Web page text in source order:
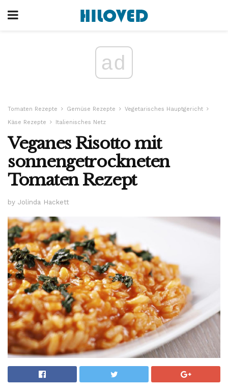
ad
Tomaten Rezepte Gemüse Rezepte
Vegetarisches Hauptgericht
Käse Rezepte
Italienisches Netz
Veganes Risotto mit
sonnengetrockneten
Tomaten Rezept
by Jolinda Hackett